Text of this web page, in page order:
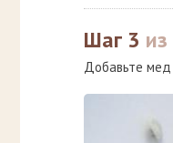
Шаг 3
Добавьте